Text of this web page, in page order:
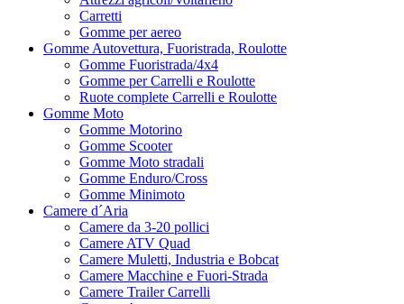
Carretti
Gomme per aereo
Gomme Autovettura, Fuoristrada, Roulotte
Gomme Fuoristrada/4x4
Gomme per Carrelli e Roulotte
Ruote complete Carrelli e Roulotte
Gomme Moto
Gomme Motorino
Gomme Scooter
Gomme Moto stradali
Gomme Enduro/Cross
Gomme Minimoto
Camere d´Aria
Camere da 3-20 pollici
Camere ATV Quad
Camere Muletti, Industria e Bobcat
Camere Macchine e Fuori-Strada
Camere Trailer Carrelli